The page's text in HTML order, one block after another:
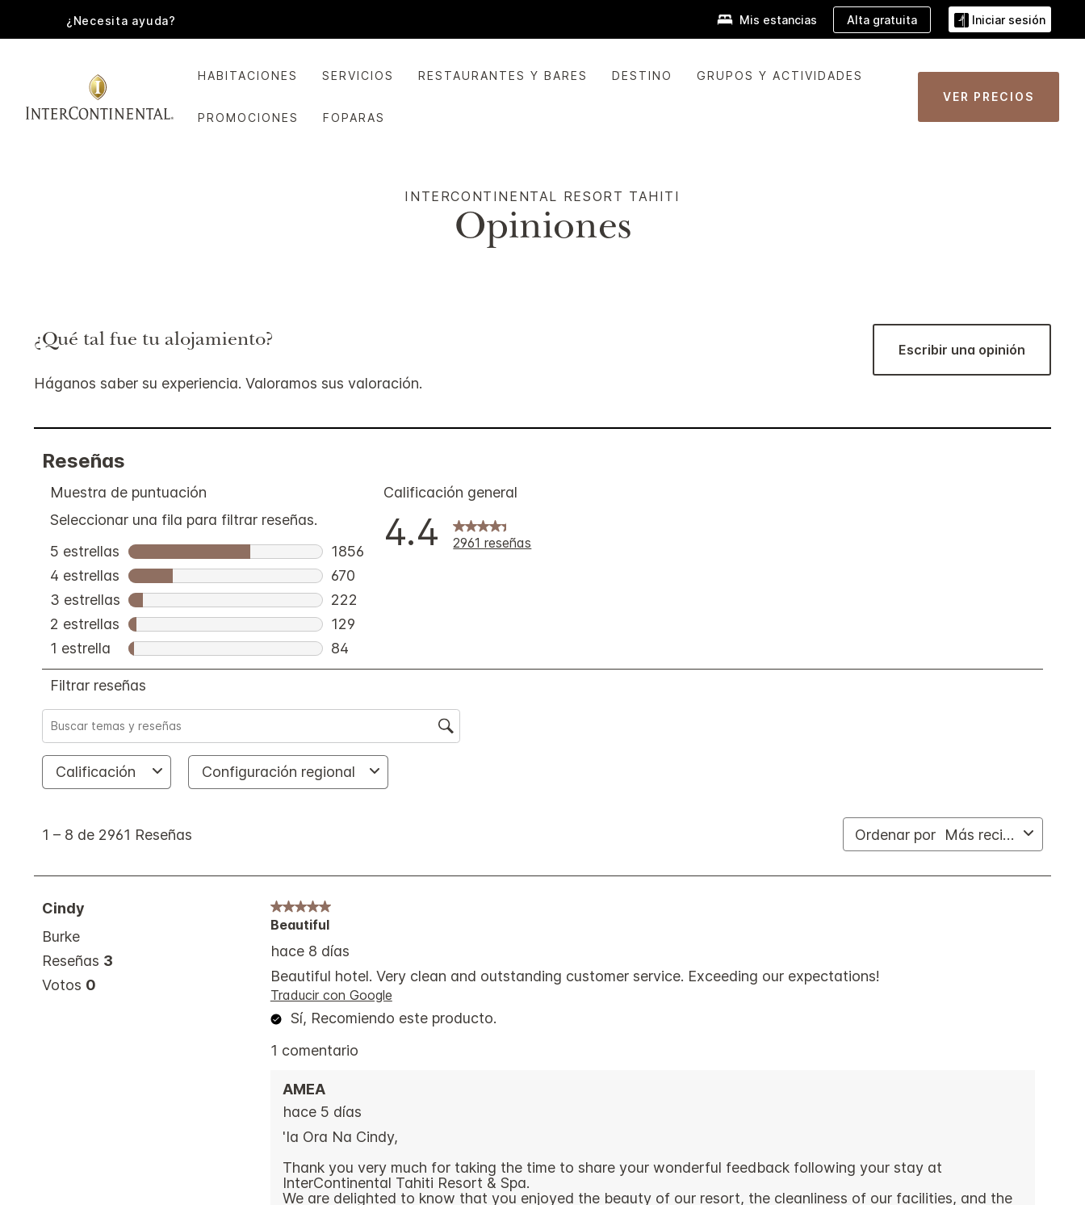
¿Necesita ayuda? Mis estancias Alta gratuita Iniciar sesión
HABITACIONES SERVICIOS RESTAURANTES Y BARES DESTINO GRUPOS Y ACTIVIDADES
PROMOCIONES FOPARAS
VER PRECIOS
INTERCONTINENTAL RESORT TAHITI
Opiniones
¿Qué tal fue tu alojamiento?
Háganos saber su experiencia. Valoramos sus valoración.
Escribir una opinión